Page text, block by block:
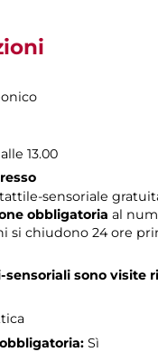
13.00
sensoriale
obbligatoria al
si chiudono 24 ore
sono visite
Sì